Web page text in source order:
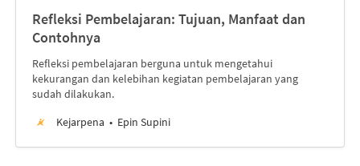
Refleksi Pembelajaran: Tujuan, Manfaat dan
Contohnya
Refleksi pembelajaran berguna untuk mengetahui
kekurangan dan kelebihan kegiatan pembelajaran yang
sudah dilakukan.
Kejarpena
Epin Supini